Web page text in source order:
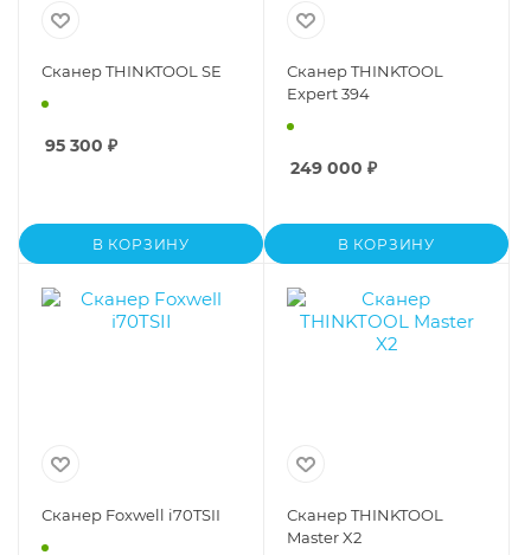
Сканер THINKTOOL SE
95 300 ₽
В КОРЗИНУ
Сканер THINKTOOL
Expert 394
249 000 ₽
В КОРЗИНУ
Сканер Foxwell i70TSII
Сканер THINKTOOL
Master X2